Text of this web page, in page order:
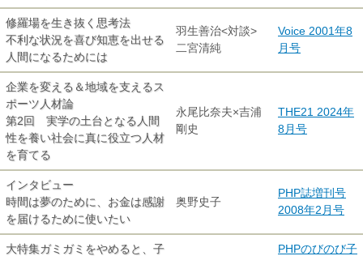
修羅場を生き抜く思考法
不利な状況を喜び知恵を出せる
人間になるためには
羽生善治<対談>
二宮清純
Voice 2001年8
月号
企業を変える＆地域を支えるス
ポーツ人材論
第2回 実学の土台となる人間
性を養い社会に真に役立つ人材
を育てる
永尾比奈夫×吉浦
剛史
THE21 2024年
8月号
インタビュー
時間は夢のために、お金は感謝
を届けるために使いたい
奥野史子
PHP誌増刊号
2008年2月号
大特集ガミガミをやめると、子
PHPのびのび子